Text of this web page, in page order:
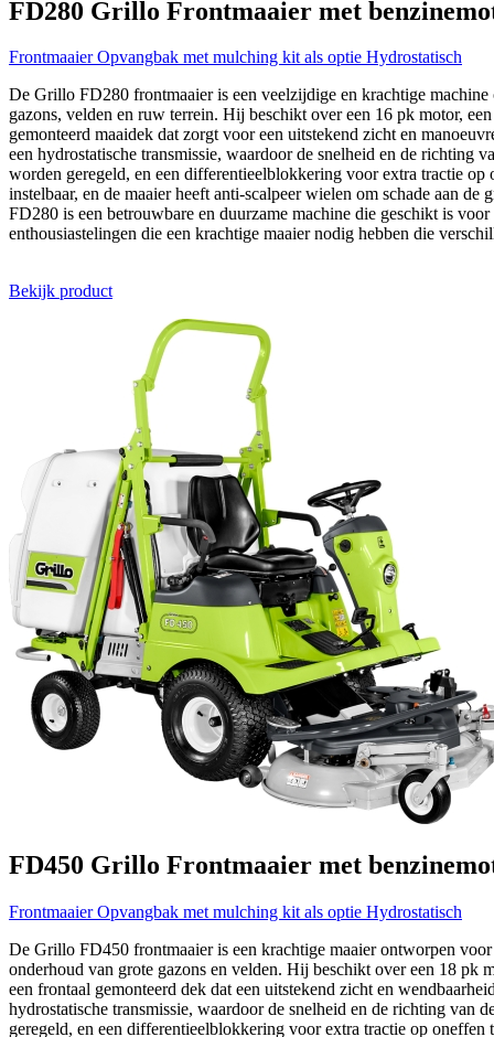
FD280 Grillo Frontmaaier met
FrontmaaierOpvangbak met mulching kit als optie Hydrostatisch
De Grillo FD280 frontmaaier is een veelzijdige en krachtige
gazons, velden en ruw terrein. Hij beschikt over een 16 pk motor,
gemonteerd maaidek dat zorgt voor een uitstekend zicht en
een hydrostatische transmissie, waardoor de snelheid en de richting
worden geregeld, en een differentieelblokkering voor extra tractie op
instelbaar, en de maaier heeft anti-scalpeer wielen om schade aan
FD280 is een betrouwbare en duurzame machine die geschikt is
enthousiastelingen die een krachtige maaier nodig hebben die
Bekijk product
FD450 Grillo Frontmaaier met
FrontmaaierOpvangbak met mulching kit als optie Hydrostatisch
De Grillo FD450 frontmaaier is een krachtige maaier ontworpen
onderhoud van grote gazons en velden. Hij beschikt over een 18 pk
een frontaal gemonteerd dek dat een uitstekend zicht en
hydrostatische transmissie, waardoor de snelheid en de richting van
geregeld, en een differentieelblokkering voor extra tractie op oneffen